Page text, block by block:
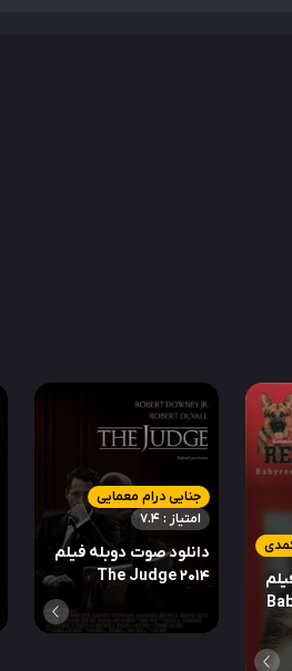
جنایی درام معمایی
امتیاز : 7.4
دانلود صوت دوبله فیلم
The Judge 2014